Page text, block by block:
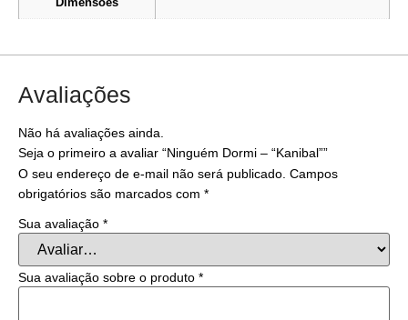
Avaliações
Não há avaliações ainda.
Seja o primeiro a avaliar “Ninguém Dormi – “Kanibal””
O seu endereço de e-mail não será publicado. Campos
obrigatórios são marcados com *
Sua avaliação *
Sua avaliação sobre o produto *